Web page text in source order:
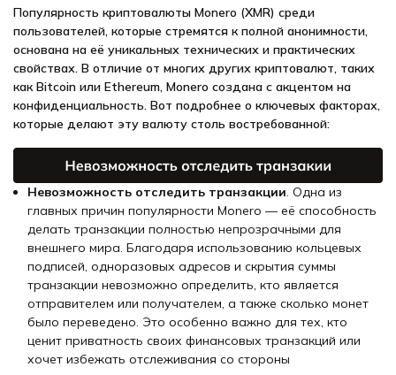
Популярность криптовалюты Monero (XMR) среди
пользователей, которые стремятся к полной анонимности,
основана на её уникальных технических и практических
свойствах. В отличие от многих других криптовалют, таких
как Bitcoin или Ethereum, Monero создана с акцентом на
конфиденциальность. Вот подробнее о ключевых факторах,
которые делают эту валюту столь востребованной:
Невозможность отследить транзакции. Одна из
главных причин популярности Monero — её способность
делать транзакции полностью непрозрачными для
внешнего мира. Благодаря использованию кольцевых
подписей, одноразовых адресов и скрытия суммы
транзакции невозможно определить, кто является
отправителем или получателем, а также сколько монет
было переведено. Это особенно важно для тех, кто
ценит приватность своих финансовых транзакций или
хочет избежать отслеживания со стороны